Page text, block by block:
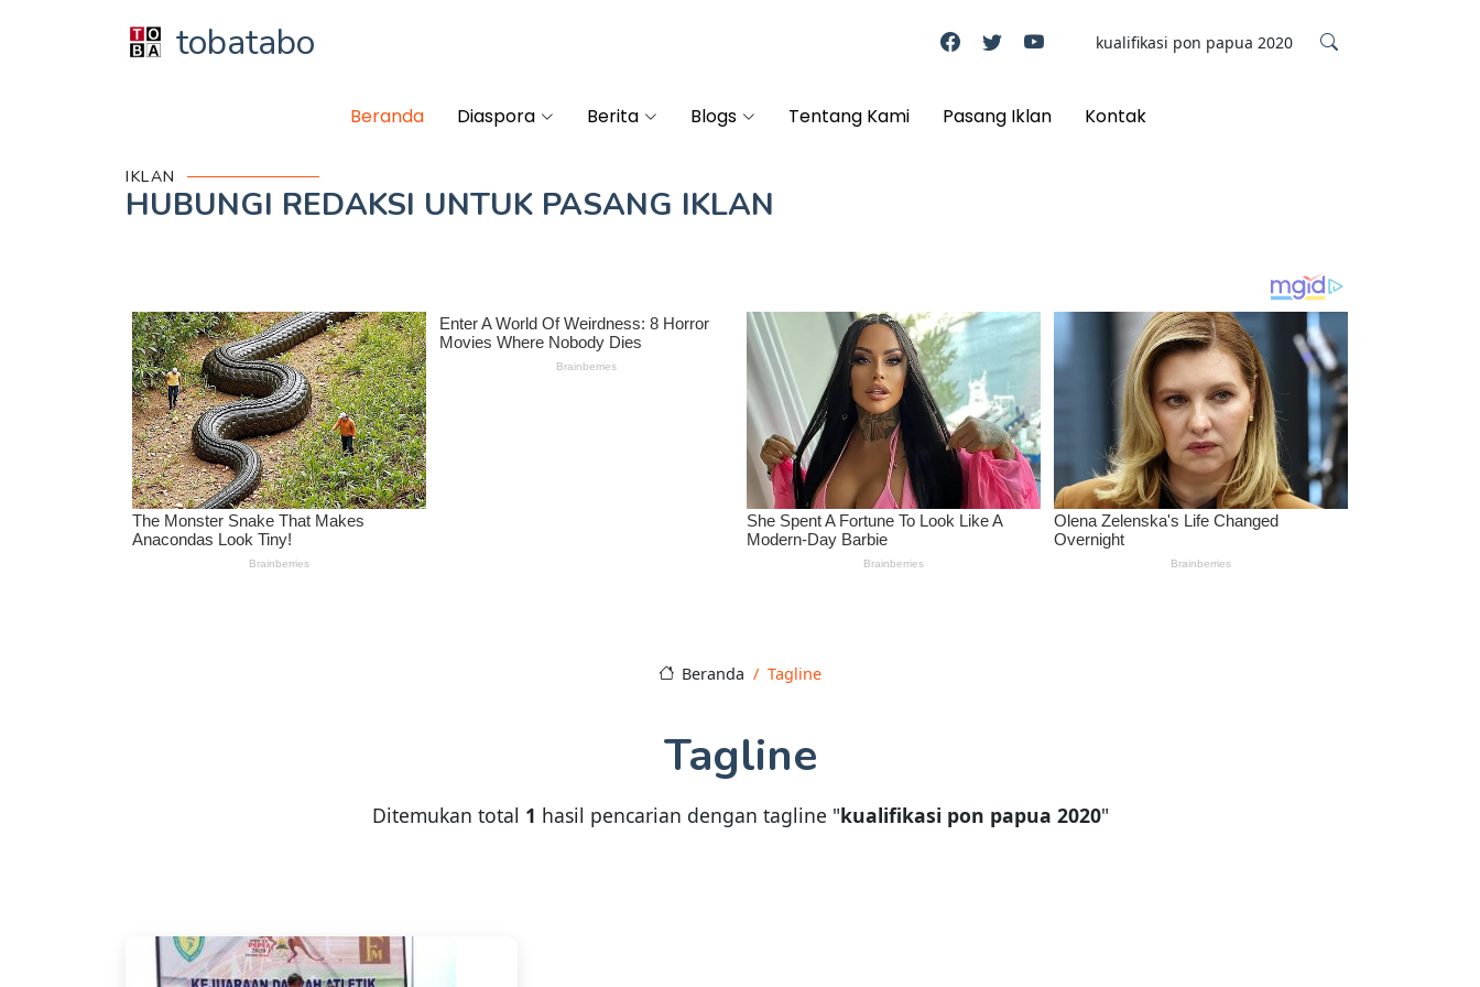
tobatabo
Beranda Diaspora Berita Blogs Tentang Kami Pasang Iklan Kontak
IKLAN
HUBUNGI REDAKSI UNTUK PASANG IKLAN
Beranda Tagline
Tagline
Ditemukan total 1 hasil pencarian dengan tagline "kualifikasi pon papua 2020"